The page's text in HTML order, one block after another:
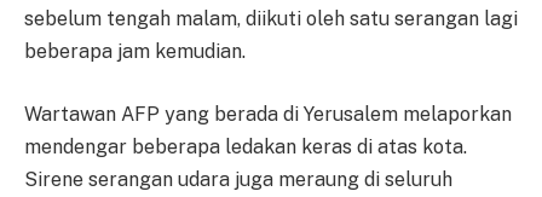
sebelum tengah malam, diikuti oleh satu serangan lagi
beberapa jam kemudian.
Wartawan AFP yang berada di Yerusalem melaporkan
mendengar beberapa ledakan keras di atas kota.
Sirene serangan udara juga meraung di seluruh